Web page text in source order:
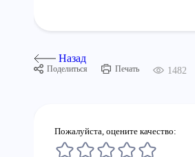
Назад
Поделиться Печать 1482
Пожалуйста, оцените качество: